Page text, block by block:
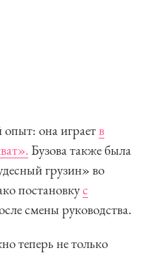
она играетв
Бузова также была
грузин» во
постановкус
смены руководства.
теперь не только